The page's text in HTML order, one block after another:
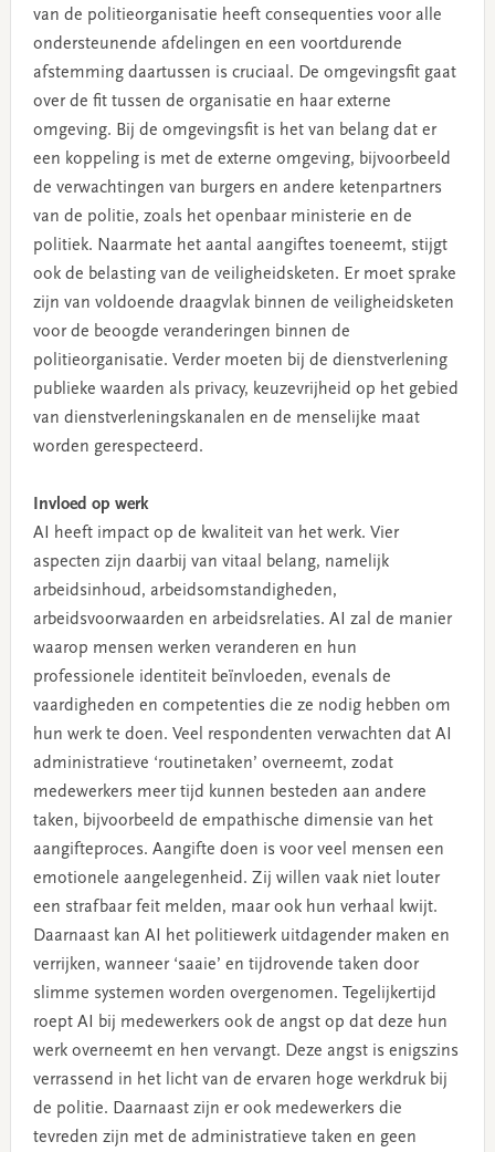
van de politieorganisatie heeft consequenties voor alle
ondersteunende afdelingen en een voortdurende
afstemming daartussen is cruciaal. De omgevingsfit gaat
over de fit tussen de organisatie en haar externe
omgeving. Bij de omgevingsfit is het van belang dat er
een koppeling is met de externe omgeving, bijvoorbeeld
de verwachtingen van burgers en andere ketenpartners
van de politie, zoals het openbaar ministerie en de
politiek. Naarmate het aantal aangiftes toeneemt, stijgt
ook de belasting van de veiligheidsketen. Er moet sprake
zijn van voldoende draagvlak binnen de veiligheidsketen
voor de beoogde veranderingen binnen de
politieorganisatie. Verder moeten bij de dienstverlening
publieke waarden als privacy, keuzevrijheid op het gebied
van dienstverleningskanalen en de menselijke maat
worden gerespecteerd.
Invloed op werk
AI heeft impact op de kwaliteit van het werk. Vier
aspecten zijn daarbij van vitaal belang, namelijk
arbeidsinhoud, arbeidsomstandigheden,
arbeidsvoorwaarden en arbeidsrelaties. AI zal de manier
waarop mensen werken veranderen en hun
professionele identiteit beïnvloeden, evenals de
vaardigheden en competenties die ze nodig hebben om
hun werk te doen. Veel respondenten verwachten dat AI
administratieve ‘routinetaken’ overneemt, zodat
medewerkers meer tijd kunnen besteden aan andere
taken, bijvoorbeeld de empathische dimensie van het
aangifteproces. Aangifte doen is voor veel mensen een
emotionele aangelegenheid. Zij willen vaak niet louter
een strafbaar feit melden, maar ook hun verhaal kwijt.
Daarnaast kan AI het politiewerk uitdagender maken en
verrijken, wanneer ‘saaie’ en tijdrovende taken door
slimme systemen worden overgenomen. Tegelijkertijd
roept AI bij medewerkers ook de angst op dat deze hun
werk overneemt en hen vervangt. Deze angst is enigszins
verrassend in het licht van de ervaren hoge werkdruk bij
de politie. Daarnaast zijn er ook medewerkers die
tevreden zijn met de administratieve taken en geen